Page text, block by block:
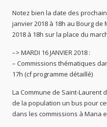
Notez bien la date des
janvier 2018 à 18h au Bourg
2018 à 18h sur la place du
–> MARDI 16 JANVIER 2018 :
– Commissions thématiques
17h (cf programme détaillé)
La Commune de Saint-Laurent
de la population un bus pour
dans les commissions à Mana